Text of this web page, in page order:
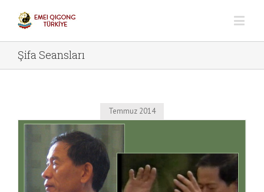
Şifa Seansları
Temmuz 2014